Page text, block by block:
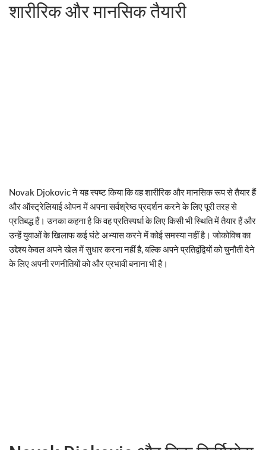
शारीरिक और मानसिक तैयारी
Novak Djokovic ने यह स्पष्ट किया कि वह शारीरिक और मानसिक रूप से तैयार हैं
और ऑस्ट्रेलियाई ओपन में अपना सर्वश्रेष्ठ प्रदर्शन करने के लिए पूरी तरह से
प्रतिबद्ध हैं। उनका कहना है कि वह प्रतिस्पर्धा के लिए किसी भी स्थिति में तैयार हैं और
उन्हें युवाओं के खिलाफ कई घंटे अभ्यास करने में कोई समस्या नहीं है। जोकोविच का
उद्देश्य केवल अपने खेल में सुधार करना नहीं है, बल्कि अपने प्रतिद्वंद्वियों को चुनौती देने
के लिए अपनी रणनीतियों को और प्रभावी बनाना भी है।